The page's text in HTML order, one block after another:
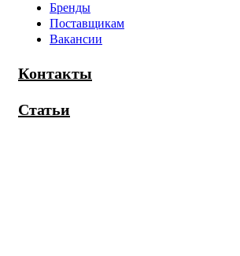
Бренды
Поставщикам
Вакансии
Контакты
Статьи